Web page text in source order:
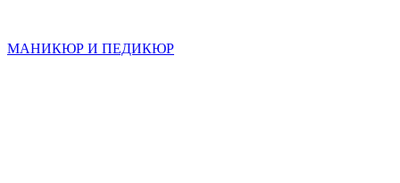
МАНИКЮР И ПЕДИКЮР